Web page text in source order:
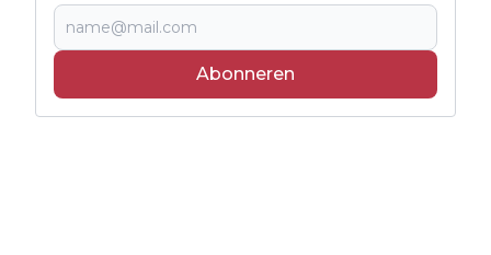
Abonneren